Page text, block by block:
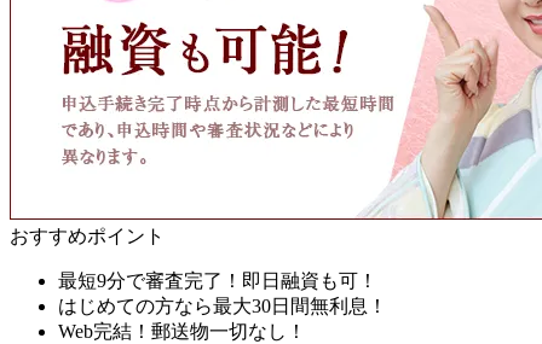
おすすめポイント
最短9分で審査完了！即日融資も可！
はじめての方なら最大30日間無利息！
Web完結！郵送物一切なし！